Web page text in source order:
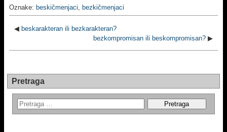
Oznake: beskičmenjaci, bezkičmenjaci
◀ beskarakteran ili bezkarakteran?
bezkompromisan ili beskompromisan? ▶
Pretraga